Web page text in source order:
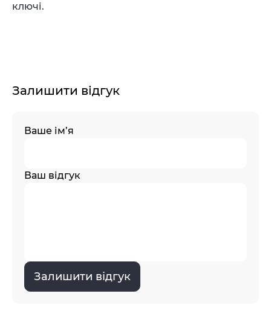
ключі.
Залишити відгук
Ваше ім’я
Ваш відгук
Залишити відгук